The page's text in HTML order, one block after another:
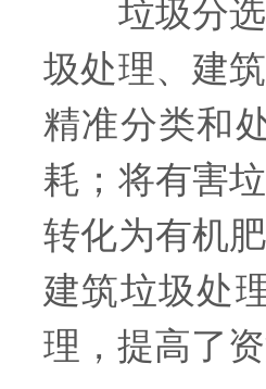
垃圾分选
圾处理、建
精准分类和
耗；将有害
转化为有机
建筑垃圾处
理，提高了